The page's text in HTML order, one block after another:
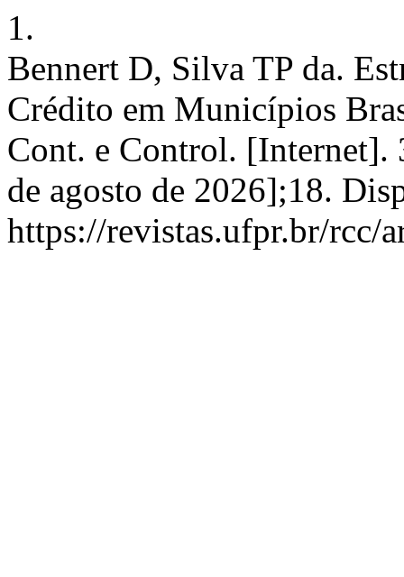
1.
Bennert D, Silva TP da.
Crédito em Municípios
Cont. e Control. [Internet].
de agosto de 2026];18.
https://revistas.ufpr.br/rcc/